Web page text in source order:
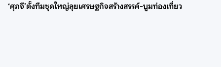
‘ศุภจี’ตั้งทีมชุดใหญ่ลุยเศรษฐกิจสร้างสรรค์-บูมท่องเที่ยว